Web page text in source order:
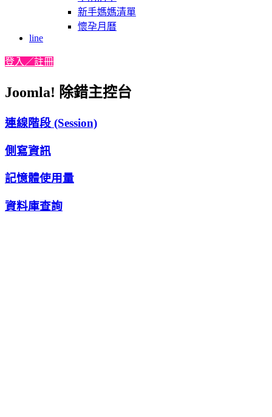
新手媽媽清單
懷孕月曆
line
登入／註冊
Joomla! 除錯主控台
連線階段 (Session)
側寫資訊
記憶體使用量
資料庫查詢